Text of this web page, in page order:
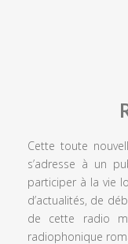
Cette toute
s’adresse à un
participer à la vie
d’actualités, de
de cette radio
radiophonique